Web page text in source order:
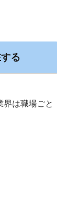
る
界は職場ごと